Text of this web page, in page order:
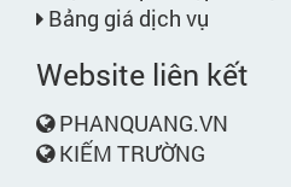
Bảng giá dịch vụ
Website liên kết
PHANQUANG.VN
KIẾM TRƯỜNG